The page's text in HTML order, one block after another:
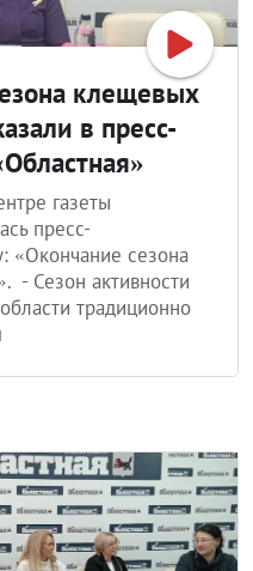
клещевых
в пресс-
газеты
пресс-
«Окончание сезона
- Сезон активности
традиционно